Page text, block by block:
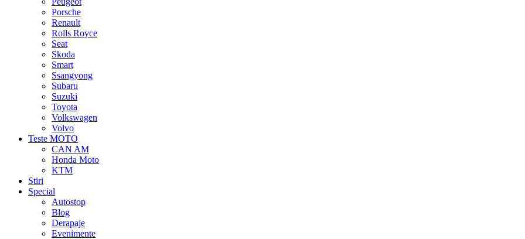
Porsche
Renault
Rolls Royce
Seat
Skoda
Smart
Ssangyong
Subaru
Suzuki
Toyota
Volkswagen
Volvo
Teste MOTO
CAN AM
Honda Moto
KTM
Stiri
Special
Autostop
Blog
Derapaje
Evenimente